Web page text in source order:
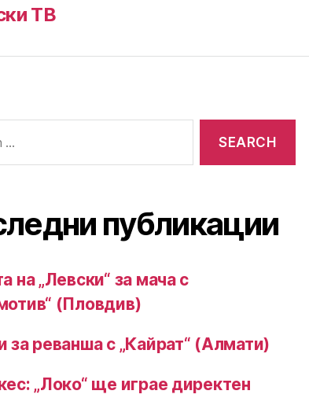
ТВ
публикации
на „Левски“ за мача с
(Пловдив)
за реванша с „Кайрат“ (Алмати)
„Локо“ ще играе директен